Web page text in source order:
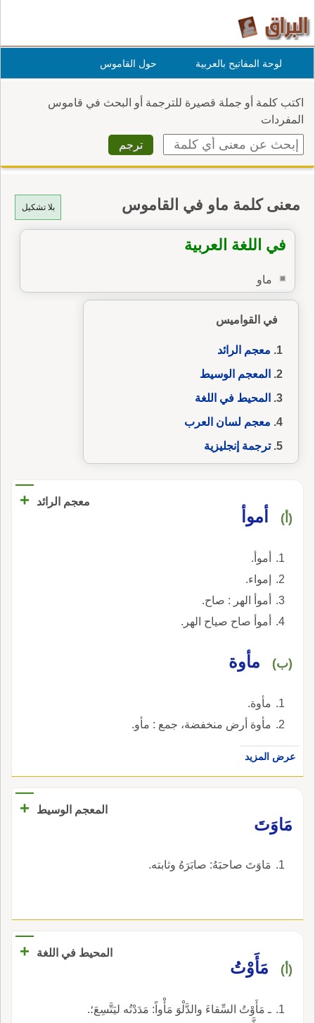
لوحة المفاتيح بالعربية حول القاموس
اكتب كلمة أو جملة قصيرة للترجمة أو البحث في قاموس
المفردات
بلا تشكيل معنى كلمة ماو في القاموس
في اللغة العربية
ماو
في القواميس
معجم الرائد
المعجم الوسيط
المحيط في اللغة
معجم لسان العرب
ترجمة إنجليزية
معجم الرائد +
(أ) أموأ
أموأ.
إمواء.
أموأ الهر : صاح.
أموأ صاح صياح الهر.
(ب) مأوة
مأوة.
مأوة أرض منخفضة، جمع : مأو.
عرض المزيد
المعجم الوسيط
+
مَاوَتَ
مَاوَتَ صاحبَهُ: صابَرَهُ وثابته.
المحيط في اللغة +
(أ) مَأَوْتُ
ـ مَأَوْتُ السِّقاءَ والدَّلْوَ مَأْواً: مَدَدْتُه ليَتَّسِعَ؛.